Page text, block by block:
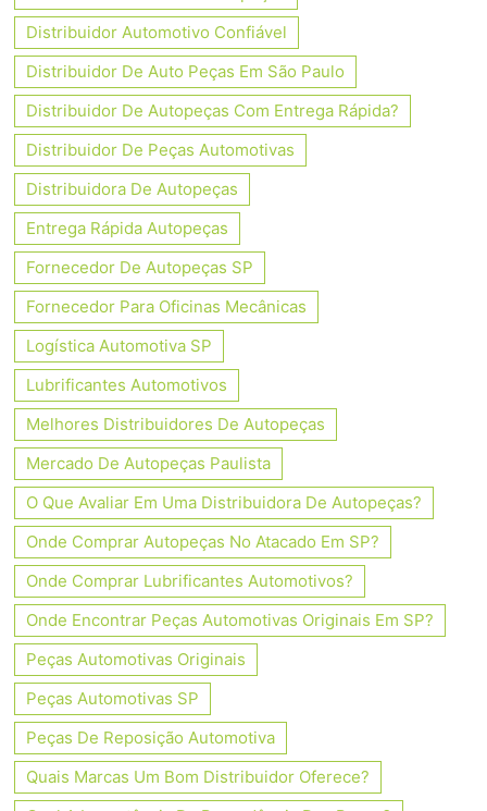
Distribuidor Automotivo Confiável
Distribuidor De Auto Peças Em São Paulo
Distribuidor De Autopeças Com Entrega Rápida?
Distribuidor De Peças Automotivas
Distribuidora De Autopeças
Entrega Rápida Autopeças
Fornecedor De Autopeças SP
Fornecedor Para Oficinas Mecânicas
Logística Automotiva SP
Lubrificantes Automotivos
Melhores Distribuidores De Autopeças
Mercado De Autopeças Paulista
O Que Avaliar Em Uma Distribuidora De Autopeças?
Onde Comprar Autopeças No Atacado Em SP?
Onde Comprar Lubrificantes Automotivos?
Onde Encontrar Peças Automotivas Originais Em SP?
Peças Automotivas Originais
Peças Automotivas SP
Peças De Reposição Automotiva
Quais Marcas Um Bom Distribuidor Oferece?